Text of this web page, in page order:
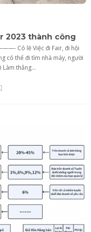
2023 thành công
Có lẽ Việc đi Fair, đi hội
có thể đi tìm nhà máy, người
Làm thẳng...